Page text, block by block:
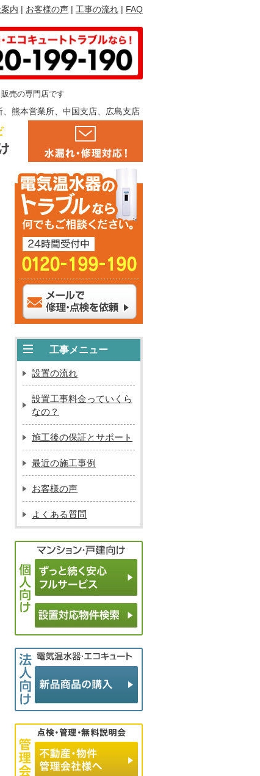
内 お客様の声 工事の流れ FAQ
売の専門店です
熊本営業所、中国支店、広島支店
工事メニュー
設置の流れ
設置工事料金っていくら
なの？
施工後の保証とサポート
最近の施工事例
お客様の声
よくある質問